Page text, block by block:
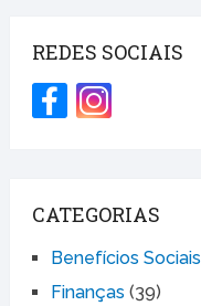
REDES SOCIAIS
CATEGORIAS
Benefícios Sociais
Finanças (39)